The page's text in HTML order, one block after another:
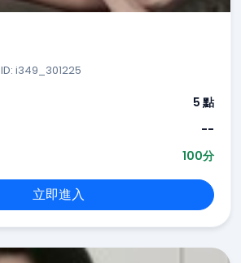
ID: i349_301225
5 點
--
100分
立即進入